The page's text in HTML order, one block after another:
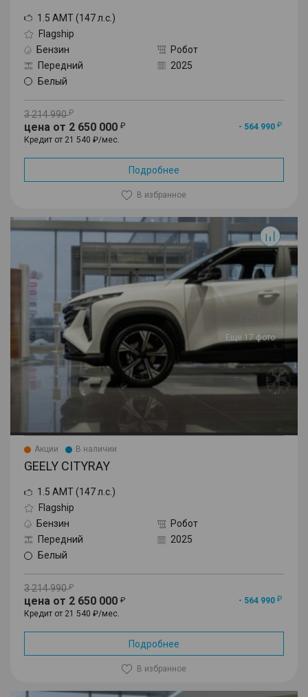
1.5 AMT (147 л.с.)
Flagship
Бензин
Робот
Передний
2025
Белый
3 214 990
цена от 2 650 000
- 564 990
Кредит от 21 540 ₽/мес.
Подробнее
В избранное
Еще 17 фото
Cityray
Акции В наличии
GEELY CITYRAY
1.5 AMT (147 л.с.)
Flagship
Бензин
Робот
Передний
2025
Белый
3 214 990
цена от 2 650 000
- 564 990
Кредит от 21 540 ₽/мес.
Подробнее
В избранное